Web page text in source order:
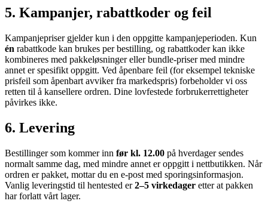
5. Kampanjer, rabattkoder og feil
Kampanjepriser gjelder kun i den oppgitte kampanjeperioden. Kun
én rabattkode kan brukes per bestilling, og rabattkoder kan ikke
kombineres med pakkeløsninger eller bundle-priser med mindre
annet er spesifikt oppgitt. Ved åpenbare feil (for eksempel tekniske
prisfeil som åpenbart avviker fra markedspris) forbeholder vi oss
retten til å kansellere ordren. Dine lovfestede forbrukerrettigheter
påvirkes ikke.
6. Levering
Bestillinger som kommer inn før kl. 12.00 på hverdager sendes
normalt samme dag, med mindre annet er oppgitt i nettbutikken. Når
ordren er pakket, mottar du en e-post med sporingsinformasjon.
Vanlig leveringstid til hentested er2–5 virkedager etter at pakken
har forlatt vårt lager.